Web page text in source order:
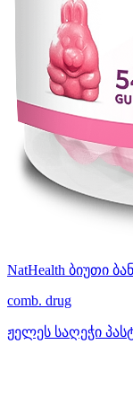
NatHealth ბიუთი
comb. drug
ჟელეს საღეჭი